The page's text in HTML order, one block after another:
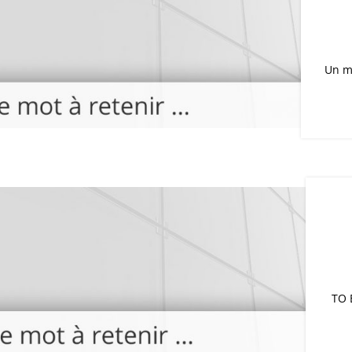
Un
TO